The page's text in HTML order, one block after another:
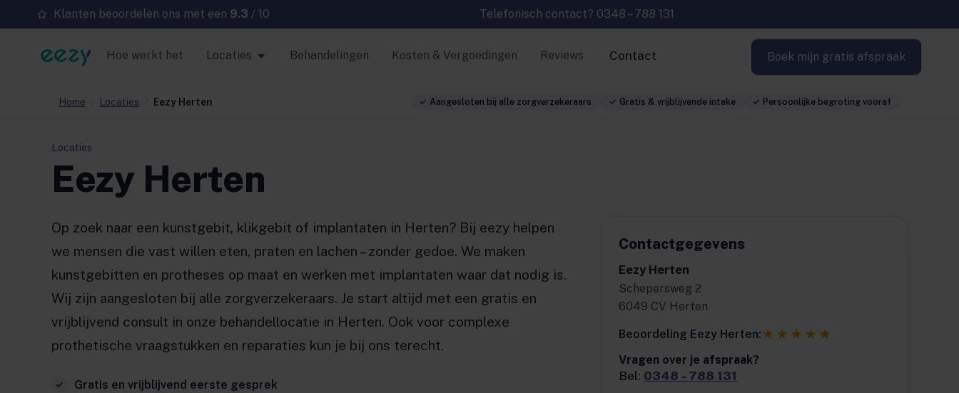
Klanten beoordelen ons met een 9.3 / 10 Telefonisch contact? 0348 – 788 131
Hoe werkt het Locaties Behandelingen Kosten & Vergoedingen Reviews Contact Boek mijn gratis afspraak
Home Locaties Eezy Herten Aangesloten bij alle zorgverzekeraars Gratis & vrijblijvende intake Persoonlijke begroting vooraf
Locaties
Eezy Herten
Op zoek naar een kunstgebit, klikgebit of implantaten in Herten? Bij eezy helpen
we mensen die vast willen eten, praten en lachen – zonder gedoe. We maken
kunstgebitten en protheses op maat en werken met implantaten waar dat nodig is.
Wij zijn aangesloten bij alle zorgverzekeraars. Je start altijd met een gratis en
vrijblijvend consult in onze behandellocatie in Herten. Ook voor complexe
prothetische vraagstukken en reparaties kun je bij ons terecht.
Gratis en vrijblijvend eerste gesprek
Contactgegevens
Eezy Herten
Schepersweg 2
6049 CV Herten
Beoordeling Eezy Herten:★★★★★
Vragen over je afspraak?
Bel: 0348 - 788 131